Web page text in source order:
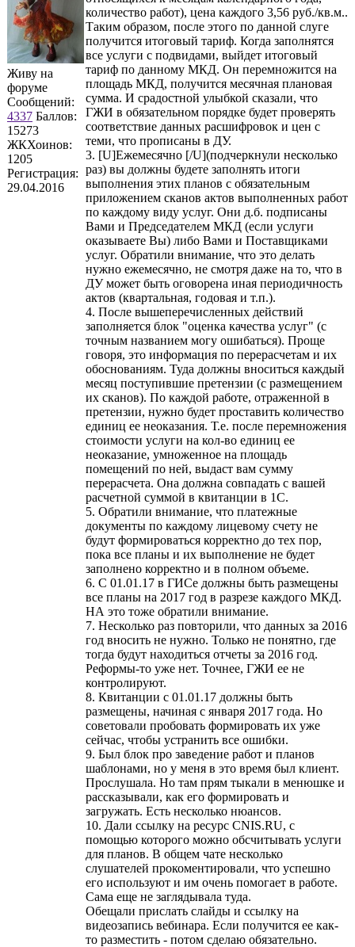
Живу на
форуме
Сообщений:
4337 Баллов:
15273
ЖКХоинов:
1205
Регистрация:
29.04.2016
количество работ), цена каждого 3,56 руб./кв.м..
Таким образом, после этого по данной слуге
получится итоговый тариф. Когда заполнятся
все услуги с подвидами, выйдет итоговый
тариф по данному МКД. Он перемножится на
площадь МКД, получится месячная плановая
сумма. И срадостной улыбкой сказали, что
ГЖИ в обязательном порядке будет проверять
соответствие данных расшифровок и цен с
теми, что прописаны в ДУ.
3. [U]Ежемесячно [/U](подчеркнули несколько
раз) вы должны будете заполнять итоги
выполнения этих планов с обязательным
приложением сканов актов выполненных работ
по каждому виду услуг. Они д.б. подписаны
Вами и Председателем МКД (если услуги
оказываете Вы) либо Вами и Поставщиками
услуг. Обратили внимание, что это делать
нужно ежемесячно, не смотря даже на то, что в
ДУ может быть оговорена иная периодичность
актов (квартальная, годовая и т.п.).
4. После вышеперечисленных действий
заполняется блок "оценка качества услуг" (с
точным названием могу ошибаться). Проще
говоря, это информация по перерасчетам и их
обоснованиям. Туда должны вноситься каждый
месяц поступившие претензии (с размещением
их сканов). По каждой работе, отраженной в
претензии, нужно будет проставить количество
единиц ее неоказания. Т.е. после перемножения
стоимости услуги на кол-во единиц ее
неоказание, умноженное на площадь
помещений по ней, выдаст вам сумму
перерасчета. Она должна совпадать с вашей
расчетной суммой в квитанции в 1С.
5. Обратили внимание, что платежные
документы по каждому лицевому счету не
будут формироваться корректно до тех пор,
пока все планы и их выполнение не будет
заполнено корректно и в полном объеме.
6. С 01.01.17 в ГИСе должны быть размещены
все планы на 2017 год в разрезе каждого МКД.
НА это тоже обратили внимание.
7. Несколько раз повторили, что данных за 2016
год вносить не нужно. Только не понятно, где
тогда будут находиться отчеты за 2016 год.
Реформы-то уже нет. Точнее, ГЖИ ее не
контролируют.
8. Квитанции с 01.01.17 должны быть
размещены, начиная с января 2017 года. Но
советовали пробовать формировать их уже
сейчас, чтобы устранить все ошибки.
9. Был блок про заведение работ и планов
шаблонами, но у меня в это время был клиент.
Прослушала. Но там прям тыкали в менюшке и
рассказывали, как его формировать и
загружать. Есть несколько нюансов.
10. Дали ссылку на ресурс CNIS.RU, с
помощью которого можно обсчитывать услуги
для планов. В общем чате несколько
слушателей прокоментировали, что успешно
его используют и им очень помогает в работе.
Сама еще не заглядывала туда.
Обещали прислать слайды и ссылку на
видеозапись вебинара. Если получится ее как-
то разместить - потом сделаю обязательно.